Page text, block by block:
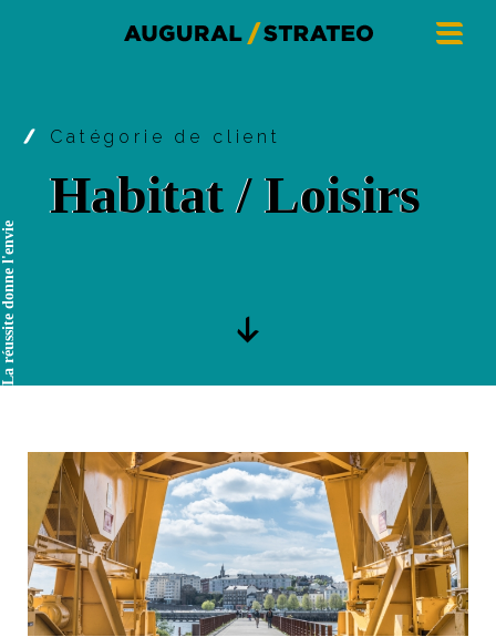
La réussite donne l'envie
Catégorie de client
Habitat / Loisirs